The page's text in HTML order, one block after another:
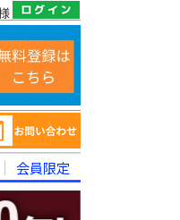
会員限定